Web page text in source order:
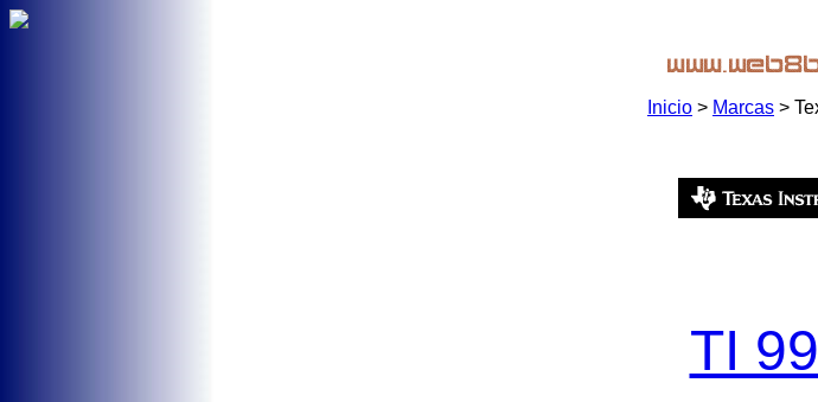
Inicio > Marcas >
TI